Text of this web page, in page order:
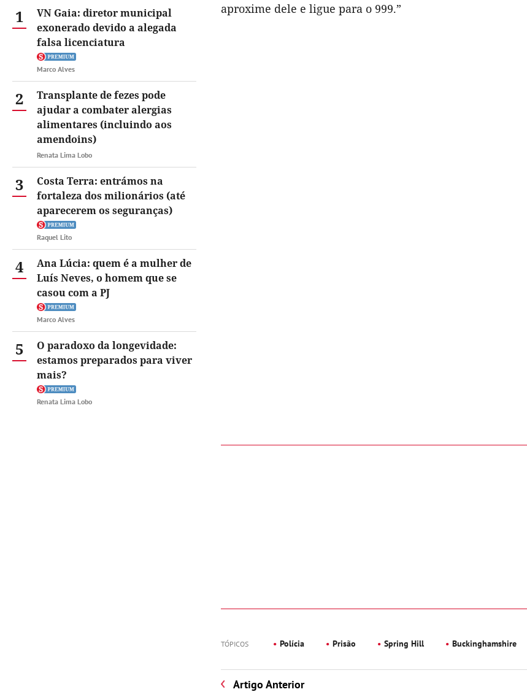
1
VN Gaia: diretor municipal
exonerado devido a alegada
falsa licenciatura
Marco Alves
2
Transplante de fezes pode
ajudar a combater alergias
alimentares (incluindo aos
amendoins)
Renata Lima Lobo
3
Costa Terra: entrámos na
fortaleza dos milionários (até
aparecerem os seguranças)
Raquel Lito
4
Ana Lúcia: quem é a mulher de
Luís Neves, o homem que se
casou com a PJ
Marco Alves
5
O paradoxo da longevidade:
estamos preparados para viver
mais?
Renata Lima Lobo
aproxime dele e ligue para o 999.”
TÓPICOS Polícia Prisão Spring Hill Buckinghamshire
Artigo Anterior